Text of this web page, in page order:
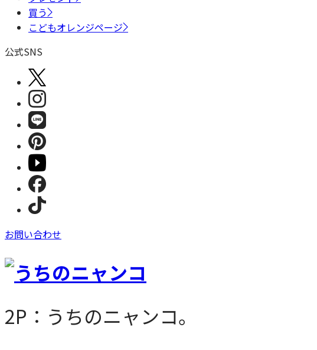
買う
こどもオレンジページ
公式SNS
お問い合わせ
2P：うちのニャンコ。